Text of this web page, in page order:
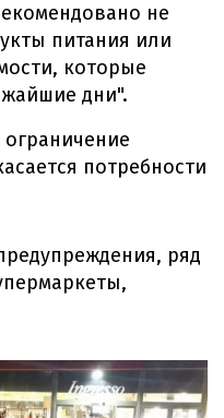
не
питания или
которые
дни".
потребности
ряд